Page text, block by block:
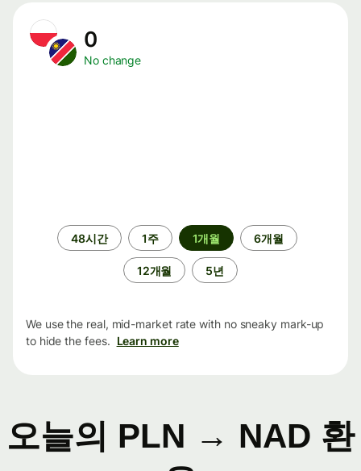
0
No change
48시간 1주 1개월 6개월
12개월 5년
We use the real, mid-market rate with no sneaky mark-up
to hide the fees. Learn more
오늘의 PLN → NAD 환